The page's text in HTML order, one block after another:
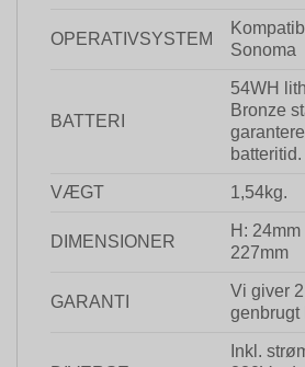
OPERATIVSYSTEM
Sonoma
BATTERI
54WH
Bronze
batteritid.
VÆGT 1,54kg.
DIMENSIONER
H:
227mm
GARANTI
Vi giver
genbrugt
Inkl.